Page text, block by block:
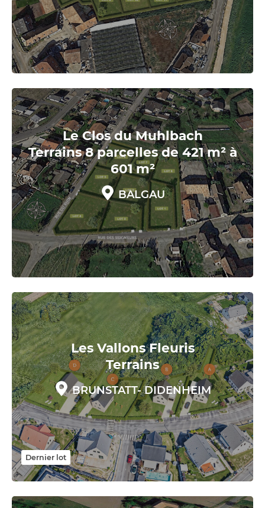
Le Clos du Muhlbach
Terrains 8 parcelles de 421 m² à
601 m²
BALGAU
Les Vallons Fleuris
Terrains
BRUNSTATT- DIDENHEIM
Dernier lot